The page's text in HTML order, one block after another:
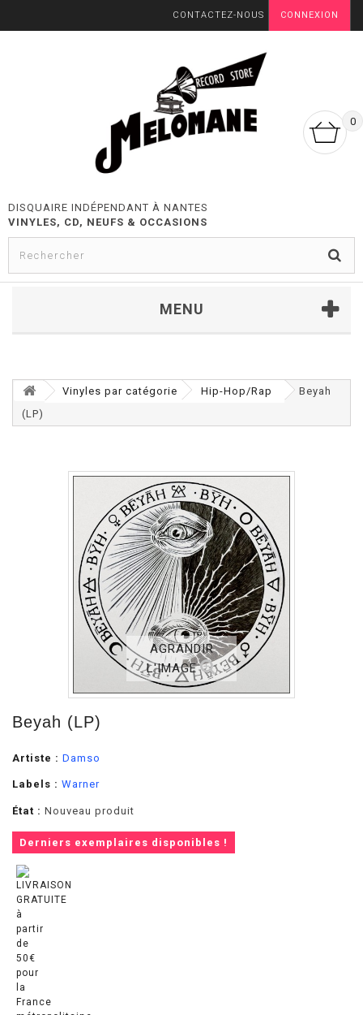
CONNEXION
CONTACTEZ-NOUS
0
DISQUAIRE INDÉPENDANT À NANTES
VINYLES, CD, NEUFS & OCCASIONS
MENU
Vinyles par catégorie Hip-Hop/Rap
Beyah
(LP)
AGRANDIR
L'IMAGE
Beyah (LP)
Artiste : Damso
Labels : Warner
État : Nouveau produit
Derniers exemplaires disponibles !